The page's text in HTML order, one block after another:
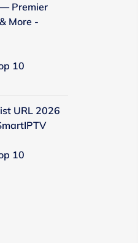
Premier
More -
10
URL 2026
10